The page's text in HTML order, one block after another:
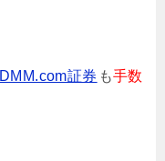
DMM.com証券 も手数